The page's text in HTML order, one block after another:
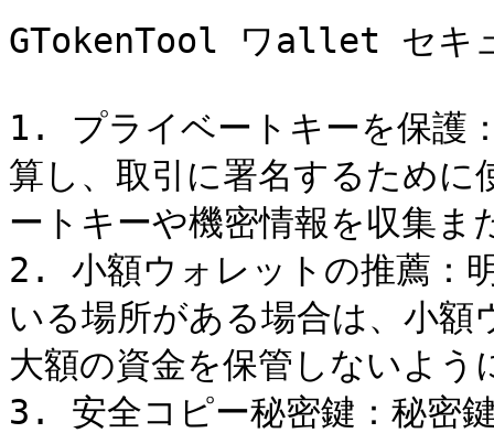
GTokenTool ワallet セキュ
1. プライベートキーを保護
算し、取引に署名するため
ートキーや機密情報を収集
2. 小額ウォレットの推薦：
いる場所がある場合は、小
大額の資金を保管しないよう
3. 安全コピー秘密鍵：秘密